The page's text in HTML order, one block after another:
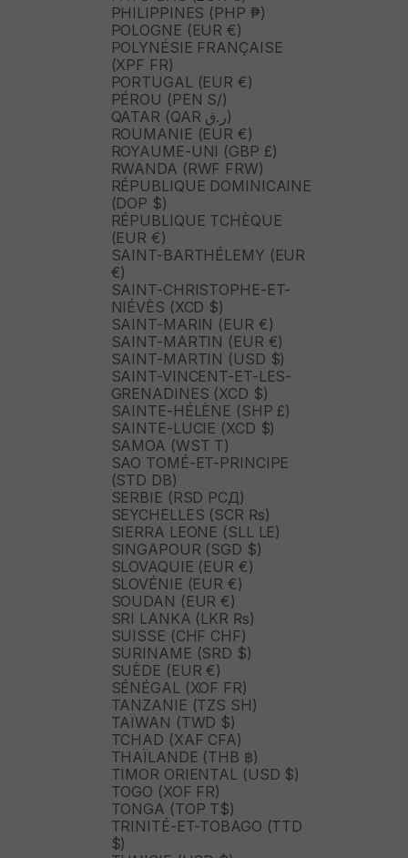
PHILIPPINES (PHP ₱)
POLOGNE (EUR €)
POLYNÉSIE FRANÇAISE
(XPF FR)
PORTUGAL (EUR €)
PÉROU (PEN S/)
QATAR (QAR ر.ق)
ROUMANIE (EUR €)
ROYAUME-UNI (GBP £)
RWANDA (RWF FRW)
RÉPUBLIQUE DOMINICAINE
(DOP $)
RÉPUBLIQUE TCHÈQUE
(EUR €)
SAINT-BARTHÉLEMY (EUR
€)
SAINT-CHRISTOPHE-ET-
NIÉVÈS (XCD $)
SAINT-MARIN (EUR €)
SAINT-MARTIN (EUR €)
SAINT-MARTIN (USD $)
SAINT-VINCENT-ET-LES-
GRENADINES (XCD $)
SAINTE-HÉLÈNE (SHP £)
SAINTE-LUCIE (XCD $)
SAMOA (WST T)
SAO TOMÉ-ET-PRINCIPE
(STD DB)
SERBIE (RSD РСД)
SEYCHELLES (SCR ₨)
SIERRA LEONE (SLL LE)
SINGAPOUR (SGD $)
SLOVAQUIE (EUR €)
SLOVÉNIE (EUR €)
SOUDAN (EUR €)
SRI LANKA (LKR ₨)
SUISSE (CHF CHF)
SURINAME (SRD $)
SUÈDE (EUR €)
SÉNÉGAL (XOF FR)
TANZANIE (TZS SH)
TAÏWAN (TWD $)
TCHAD (XAF CFA)
THAÏLANDE (THB ฿)
TIMOR ORIENTAL (USD $)
TOGO (XOF FR)
TONGA (TOP T$)
TRINITÉ-ET-TOBAGO (TTD
$)